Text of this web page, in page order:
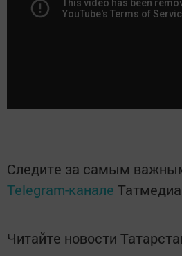
Следите за самым
Telegram-канале Татмедиа
Читайте новости